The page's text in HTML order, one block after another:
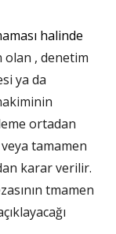
halinde
olan , denetim
ya da
ortadan
veya tamamen
karar verilir.
tmamen